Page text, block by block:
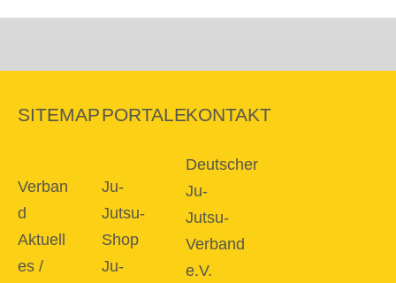
SITEMAP
Verban
d
Aktuell
es /
PORTALE
Ju-
Jutsu-
Shop
Ju-
KONTAKT
Deutscher
Ju-
Jutsu-
Verband
e.V.